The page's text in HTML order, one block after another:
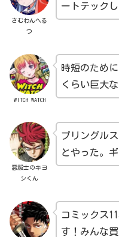
さむわんへる
つ
ートテック
WITCH WATCH
時短のため
くらい巨大
悪祓士のキヨ
シくん
プリングル
とやった。
コミックス
す！みんな